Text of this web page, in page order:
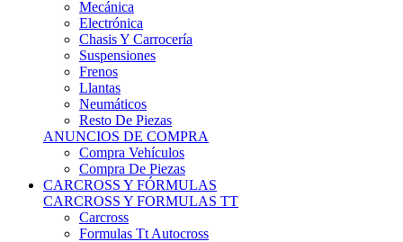
Chasis Y Carrocería
Suspensiones
Frenos
Llantas
Neumáticos
Resto De Piezas
ANUNCIOS DE COMPRA
Compra Vehículos
Compra De Piezas
CARCROSS Y FÓRMULAS
CARCROSS Y FORMULAS TT
Carcross
Formulas Tt Autocross
Remolques